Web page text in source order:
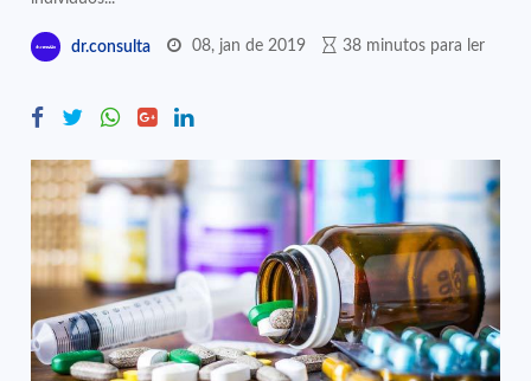
dr.consulta 08, jan de 2019 38 minutos para ler